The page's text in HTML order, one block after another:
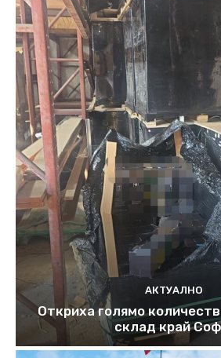
АКТУАЛНО
Откриха голямо
склад край